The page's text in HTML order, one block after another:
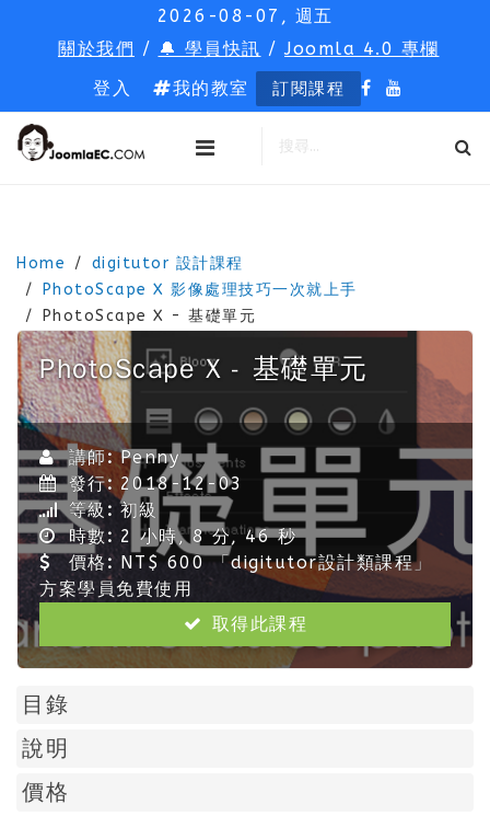
2026-08-07, 週五
關於我們 / 🔔 學員快訊 /Joomla 4.0 專欄
登入
我的教室 訂閱課程
Home
digitutor 設計課程
PhotoScape X 影像處理技巧一次就上手
PhotoScape X - 基礎單元
PhotoScape X - 基礎單元
講師:Penny
發行: 2018-12-03
等級: 初級
時數: 2 小時, 8 分, 46 秒
價格:NT$ 600 「digitutor設計類課程」
方案學員免費使用
取得此課程
目錄
說明
價格